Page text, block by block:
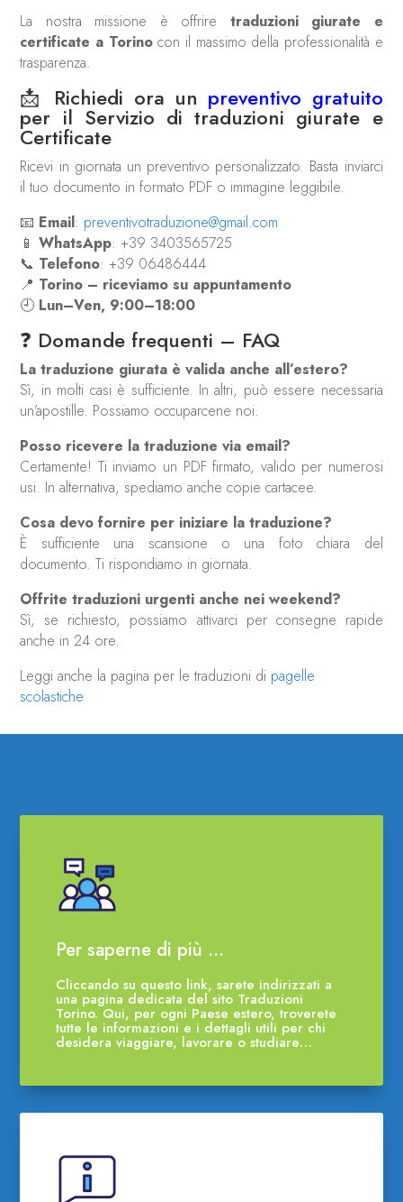
La nostra missione è offrire traduzioni giurate e
certificate a Torinocon il massimo della professionalità e
trasparenza.
📩 Richiedi ora un preventivo gratuito
per il Servizio di traduzioni giurate e
Certificate
Ricevi in giornata un preventivo personalizzato. Basta inviarci
il tuo documento in formato PDF o immagine leggibile.
📧 Email: preventivotraduzione@gmail.com
📱WhatsApp: +39 3403565725
📞 Telefono: +39 06486444
📍 Torino – riceviamo su appuntamento
🕘 Lun–Ven, 9:00–18:00
❓ Domande frequenti – FAQ
La traduzione giurata è valida anche all’estero?
Sì, in molti casi è sufficiente. In altri, può essere necessaria
un’apostille. Possiamo occuparcene noi.
Posso ricevere la traduzione via email?
Certamente! Ti inviamo un PDF firmato, valido per numerosi
usi. In alternativa, spediamo anche copie cartacee.
Cosa devo fornire per iniziare la traduzione?
È sufficiente una scansione o una foto chiara del
documento. Ti rispondiamo in giornata.
Offrite traduzioni urgenti anche nei weekend?
Sì, se richiesto, possiamo attivarci per consegne rapide
anche in 24 ore.
Leggi anche la pagina per le traduzioni di pagelle
scolastiche
Per saperne di più …
Cliccando su questo link, sarete indirizzati a
una pagina dedicata del sito Traduzioni
Torino. Qui, per ogni Paese estero, troverete
tutte le informazioni e i dettagli utili per chi
desidera viaggiare, lavorare o studiare…